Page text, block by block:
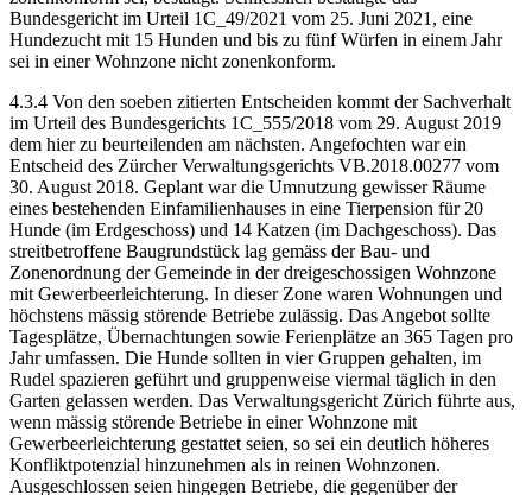
Bundesgericht im Urteil 1C_49/2021 vom 25. Juni 2021, eine
Hundezucht mit 15 Hunden und bis zu fünf Würfen in einem Jahr
sei in einer Wohnzone nicht zonenkonform.
4.3.4 Von den soeben zitierten Entscheiden kommt der Sachverhalt
im Urteil des Bundesgerichts 1C_555/2018 vom 29. August 2019
dem hier zu beurteilenden am nächsten. Angefochten war ein
Entscheid des Zürcher Verwaltungsgerichts VB.2018.00277 vom
30. August 2018. Geplant war die Umnutzung gewisser Räume
eines bestehenden Einfamilienhauses in eine Tierpension für 20
Hunde (im Erdgeschoss) und 14 Katzen (im Dachgeschoss). Das
streitbetroffene Baugrundstück lag gemäss der Bau- und
Zonenordnung der Gemeinde in der dreigeschossigen Wohnzone
mit Gewerbeerleichterung. In dieser Zone waren Wohnungen und
höchstens mässig störende Betriebe zulässig. Das Angebot sollte
Tagesplätze, Übernachtungen sowie Ferienplätze an 365 Tagen pro
Jahr umfassen. Die Hunde sollten in vier Gruppen gehalten, im
Rudel spazieren geführt und gruppenweise viermal täglich in den
Garten gelassen werden. Das Verwaltungsgericht Zürich führte aus,
wenn mässig störende Betriebe in einer Wohnzone mit
Gewerbeerleichterung gestattet seien, so sei ein deutlich höheres
Konfliktpotenzial hinzunehmen als in reinen Wohnzonen.
Ausgeschlossen seien hingegen Betriebe, die gegenüber der